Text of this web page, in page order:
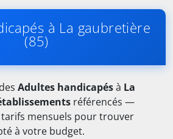
à La gaubretière
(85)
Adultes handicapésà La
référencés —
mensuels pour trouver
à votre budget.